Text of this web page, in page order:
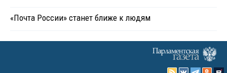
«Почта России» станет ближе к людям